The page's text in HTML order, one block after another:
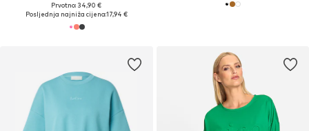
Prvotno: 34,90 €
Posljednja najniža cijena:17,94 €